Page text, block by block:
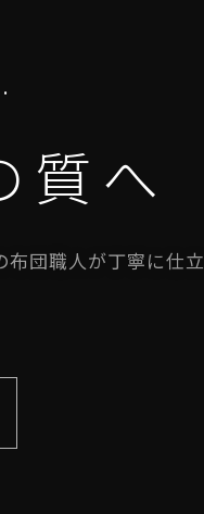
質へ
団職人が丁寧に仕立